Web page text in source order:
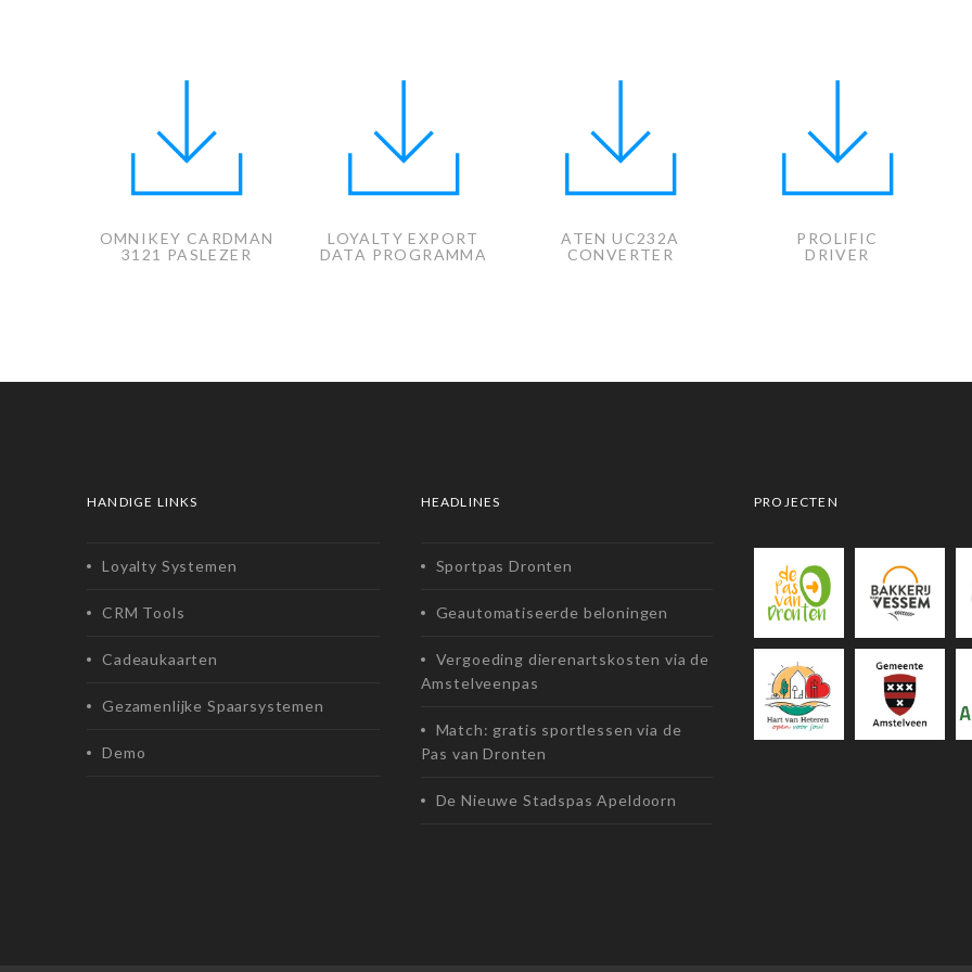
OMNIKEY CARDMAN
3121 PASLEZER
LOYALTY EXPORT
DATA PROGRAMMA
ATEN UC232A
CONVERTER
PROLIFIC
DRIVER
HANDIGE LINKS
Loyalty Systemen
CRM Tools
Cadeaukaarten
Gezamenlijke Spaarsystemen
Demo
HEADLINES
Sportpas Dronten
Geautomatiseerde beloningen
Vergoeding dierenartskosten via de
Amstelveenpas
Match: gratis sportlessen via de
Pas van Dronten
De Nieuwe Stadspas Apeldoorn
PROJECTEN